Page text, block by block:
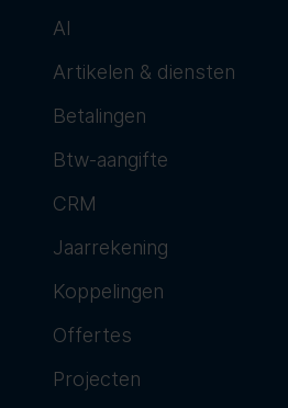
AI
Artikelen & diensten
Betalingen
Btw-aangifte
CRM
Jaarrekening
Koppelingen
Offertes
Projecten